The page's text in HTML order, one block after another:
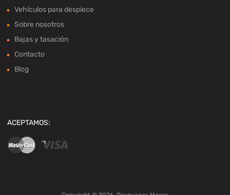
Vehículos para despiece
Sobre nosotros
Bajas y tasación
Contacto
Blog
ACEPTAMOS: